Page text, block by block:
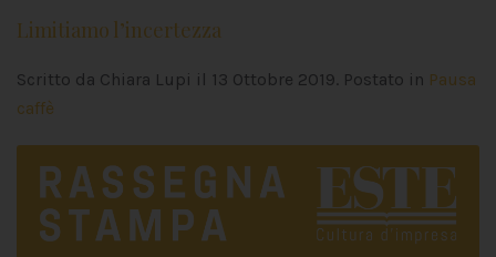
Limitiamo l’incertezza
Scritto da Chiara Lupi il 13 Ottobre 2019. Postato in Pausa
caffè